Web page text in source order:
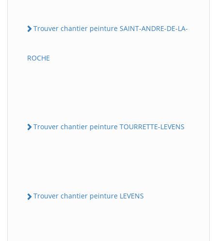
Trouver chantier peinture SAINT-ANDRE-DE-LA-
ROCHE
Trouver chantier peinture TOURRETTE-LEVENS
Trouver chantier peinture LEVENS